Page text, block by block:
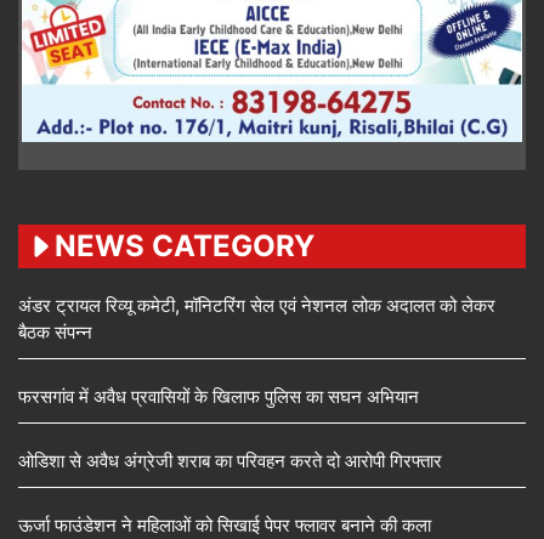
NEWS CATEGORY
अंडर ट्रायल रिव्यू कमेटी, मॉनिटरिंग सेल एवं नेशनल लोक अदालत को लेकर
बैठक संपन्न
फरसगांव में अवैध प्रवासियों के खिलाफ पुलिस का सघन अभियान
ओडिशा से अवैध अंग्रेजी शराब का परिवहन करते दो आरोपी गिरफ्तार
ऊर्जा फाउंडेशन ने महिलाओं को सिखाई पेपर फ्लावर बनाने की कला